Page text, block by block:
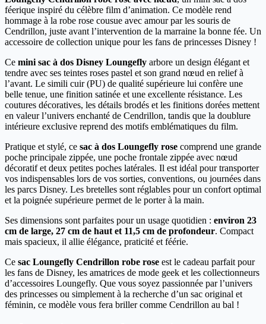
féerique inspiré du célèbre film d’animation. Ce modèle rend
hommage à la robe rose cousue avec amour par les souris de
Cendrillon, juste avant l’intervention de la marraine la bonne fée. Un
accessoire de collection unique pour les fans de princesses Disney !
Ce mini sac à dos Disney Loungefly arbore un design élégant et
tendre avec ses teintes roses pastel et son grand nœud en relief à
l’avant. Le simili cuir (PU) de qualité supérieure lui confère une
belle tenue, une finition satinée et une excellente résistance. Les
coutures décoratives, les détails brodés et les finitions dorées mettent
en valeur l’univers enchanté de Cendrillon, tandis que la doublure
intérieure exclusive reprend des motifs emblématiques du film.
Pratique et stylé, ce sac à dos Loungefly rose comprend une grande
poche principale zippée, une poche frontale zippée avec nœud
décoratif et deux petites poches latérales. Il est idéal pour transporter
vos indispensables lors de vos sorties, conventions, ou journées dans
les parcs Disney. Les bretelles sont réglables pour un confort optimal
et la poignée supérieure permet de le porter à la main.
Ses dimensions sont parfaites pour un usage quotidien : environ 23
cm de large, 27 cm de haut et 11,5 cm de profondeur. Compact
mais spacieux, il allie élégance, praticité et féérie.
Ce sac Loungefly Cendrillon robe rose est le cadeau parfait pour
les fans de Disney, les amatrices de mode geek et les collectionneurs
d’accessoires Loungefly. Que vous soyez passionnée par l’univers
des princesses ou simplement à la recherche d’un sac original et
féminin, ce modèle vous fera briller comme Cendrillon au bal !